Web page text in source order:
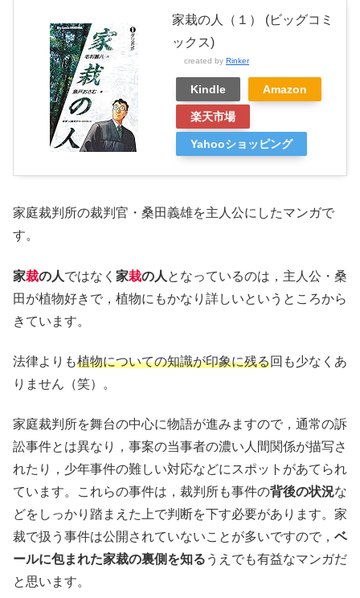
家栽の人（１） (ビッグコミ
ックス)
created by Rinker
Kindle Amazon
楽天市場
Yahooショッピング
家庭裁判所の裁判官・桑田義雄を主人公にしたマンガで
す。
家裁の人ではなく 家栽の人 となっているのは，主人公・桑
田が植物好きで，植物にもかなり詳しいというところから
きています。
法律よりも植物についての知識が印象に残る回も少なくあ
りません（笑）。
家庭裁判所を舞台の中心に物語が進みますので，通常の訴
訟事件とは異なり，事案の当事者の濃い人間関係が描写さ
れたり，少年事件の難しい対応などにスポットがあてられ
ています。これらの事件は，裁判所も事件の背後の状況な
どをしっかり踏まえた上で判断を下す必要があります。家
裁で扱う事件は公開されていないことが多いですので， ベ
ールに包まれた家裁の裏側を知る うえでも有益なマンガだ
と思います。